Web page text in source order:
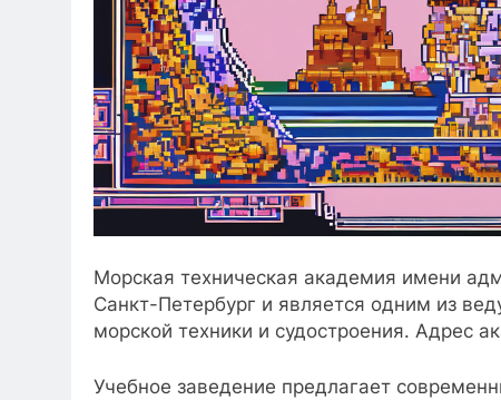
Морская техническая академия имени
Санкт-Петербург и является одним из
морской техники и судостроения. Адрес
Учебное заведение предлагает